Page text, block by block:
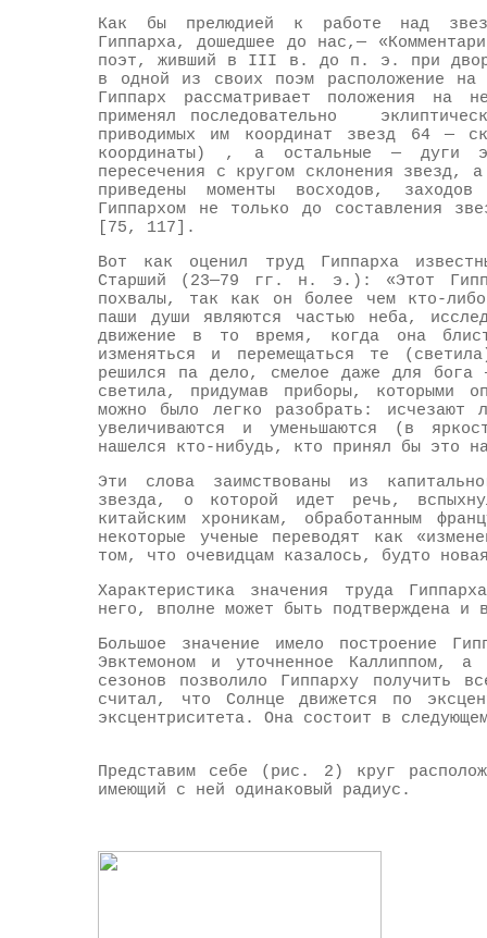
Как бы прелюдией к работе над
Гиппарха, дошедшее до нас,—
поэт, живший в III в. до п. э. при дворе
в одной из своих поэм расположение
Гиппарх рассматривает положения
применял последовательно
приводимых им координат звезд 64 —
координаты) , а остальные — дуги
пересечения с кругом склонения
приведены моменты восходов,
Гиппархом не только до составления
[75, 117].
Вот как оценил труд Гиппарха
Старший (23—79 гг. н. э.): «Этот
похвалы, так как он более чем кто-
паши души являются частью неба,
движение в то время, когда она
изменяться и перемещаться те
решился па дело, смелое даже для бога
светила, придумав приборы, которыми
можно было легко разобрать:
увеличиваются и уменьшаются (в
нашелся кто-нибудь, кто принял бы это
Эти слова заимствованы из
звезда, о которой идет речь,
китайским хроникам, обработанным
некоторые ученые переводят как
том, что очевидцам казалось, будто
Характеристика значения труда
него, вполне может быть подтверждена и
Большое значение имело построение
Эвктемоном и уточненное Каллиппом, а
сезонов позволило Гиппарху получить
считал, что Солнце движется по
эксцентриситета. Она состоит в
Представим себе (рис. 2) круг
имеющий с ней одинаковый радиус.